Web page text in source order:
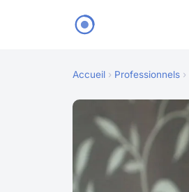
Accueil › Professionnels ›